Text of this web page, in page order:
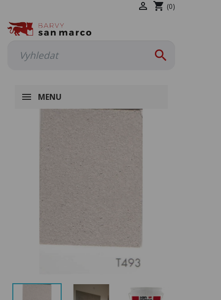
 shopping_cart (0)

MENU